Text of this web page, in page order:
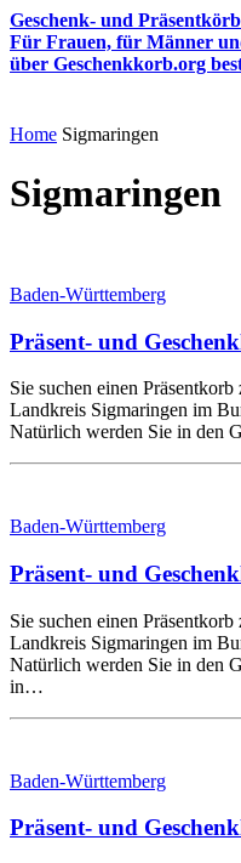
Geschenk- und
Für Frauen, für Männer
über Geschenkkorb.org
Home Sigmaringen
Sigmaringen
Baden-Württemberg
Präsent- und
Sie suchen einen
Landkreis Sigmaringen im
Natürlich werden Sie in den
Baden-Württemberg
Präsent- und
Sie suchen einen
Landkreis Sigmaringen im
Natürlich werden Sie in den
in…
Baden-Württemberg
Präsent- und